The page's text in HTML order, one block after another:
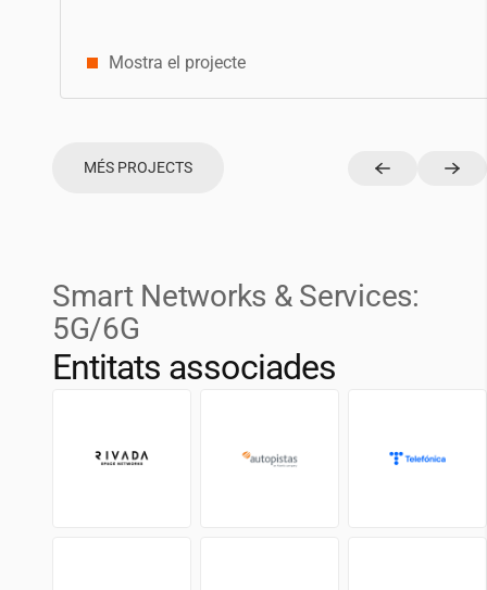
Mostra el projecte
MÉS PROJECTS
Smart Networks & Services:
5G/6G
Entitats associades